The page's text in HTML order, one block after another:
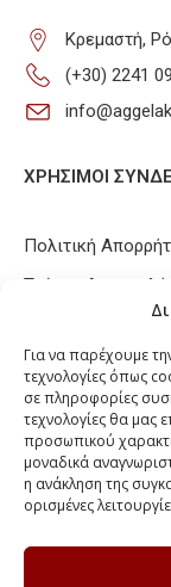
Για να παρέχουμε
τεχνολογίες όπως
σε πληροφορίες
τεχνολογίες θα μας
προσωπικού
μοναδικά
η ανάκληση της
ορισμένες
Κρεμαστή,
(+30) 2241
ΧΡΗΣΙΜΟΙ
Πολιτική
Τρόποι Αποστολής
Πολιτική
Πολιτική Cookies
FOLLOW US